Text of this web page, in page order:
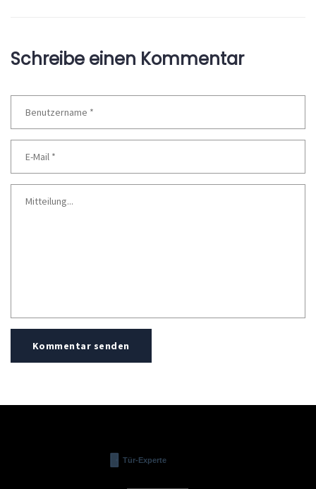
Schreibe einen Kommentar
Kommentar senden